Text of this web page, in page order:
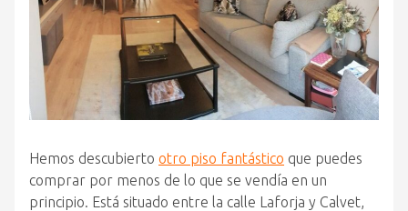
Hemos descubierto otro piso fantástico que puedes
comprar por menos de lo que se vendía en un
principio. Está situado entre la calle Laforja y Calvet,